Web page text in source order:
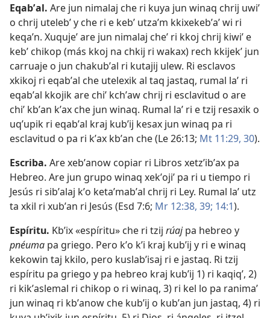
Eqabʼal. Are jun nimalaj che ri kuya jun winaq chrij uwiʼ
o chrij utelebʼ y che ri e kebʼ utzaʼm kkixekebʼaʼ wi ri
keqaʼn. Xuqujeʼ are jun nimalaj cheʼ ri kkoj chrij kiwiʼ e
kebʼ chikop (más kkoj na chkij ri wakax) rech kkijekʼ jun
carruaje o jun chakubʼal ri kutajij ulew. Ri esclavos
xkikoj ri eqabʼal che utelexik al taq jastaq, rumal laʼ ri
eqabʼal kkojik are chiʼ kchʼaw chrij ri esclavitud o are
chiʼ kbʼan kʼax che jun winaq. Rumal laʼ ri e tzij resaxik o
uqʼupik ri eqabʼal kraj kubʼij kesax jun winaq pa ri
esclavitud o pa ri kʼax kbʼan che (Le 26:13; Mt 11:29, 30).
Escriba. Are xebʼanow copiar ri Libros xetzʼibʼax pa
Hebreo. Are jun grupo winaq xekʼojiʼ pa ri u tiempo ri
Jesús ri sibʼalaj kʼo ketaʼmabʼal chrij ri Ley. Rumal laʼ utz
ta xkil ri xubʼan ri Jesús (Esd 7:6; Mr 12:38, 39; 14:1).
Espíritu. Kbʼix «espíritu» che ri tzij rúajpa hebreo y
pnéuma pa griego. Pero kʼo kʼi kraj kubʼij y ri e winaq
kekowin taj kkilo, pero kuslabʼisaj ri e jastaq. Ri tzij
espíritu pa griego y pa hebreo kraj kubʼij 1) ri kaqiqʼ, 2)
ri kikʼaslemal ri chikop o ri winaq, 3) ri kel lo pa ranimaʼ
jun winaq ri kbʼanow che kubʼij o kubʼan jun jastaq, 4) ri